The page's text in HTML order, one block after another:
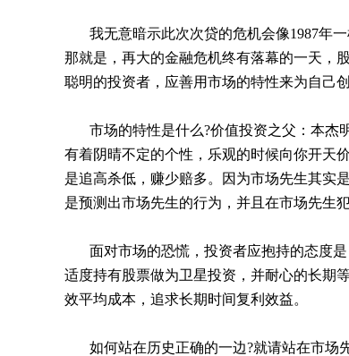
我无意暗示此次次贷的危机会像1987年
那就是，再大的金融危机终有落幕的一天，
聪明的投资者，应善用市场的特性来为自己创
市场的特性是什么?价值投资之父：本杰
有着阴晴不定的个性，乐观的时候向你开天
是追高杀低，赚少赔多。因为市场先生其实
是预测出市场先生的行为，并且在市场先生
面对市场的恐慌，投资者应抱持的态度
适度持有股票做为卫星投资，并耐心的长期
效平均成本，追求长期时间复利效益。
如何站在历史正确的一边?就请站在市场